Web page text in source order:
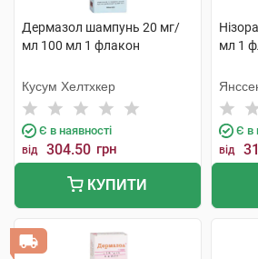
Дермазол шампунь 20 мг/
мл 100 мл 1 флакон
Кусум Хелтхкер
Є в наявності
від 304.50 грн
КУПИТИ
мл 1
Є в
від